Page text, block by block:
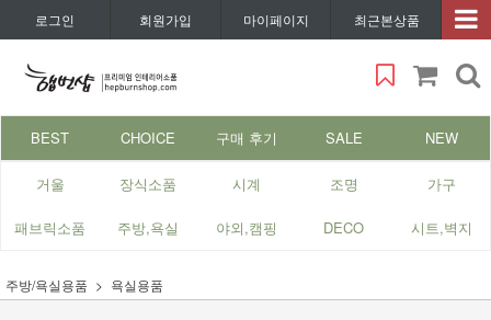
로그인 회원가입 마이페이지 최근본상품
BEST CHOICE 구매 후기 SALE NEW
거울 장식소품 시계 조명 가구
패브릭소품 주방,욕실 야외,캠핑 DECO 시트,벽지
주방/욕실용품 욕실용품